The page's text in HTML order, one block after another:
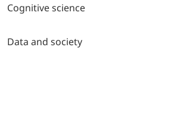
Cognitive science
Data and society